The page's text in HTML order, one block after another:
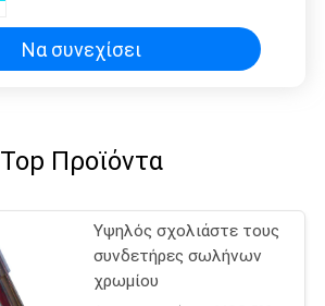
Να συνεχίσει
Top Προϊόντα
Υψηλός σχολιάστε τους
συνδετήρες σωλήνων
χρωμίου